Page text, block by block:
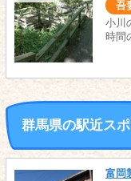
吾
小川
時間
群馬県の駅近ス
富岡